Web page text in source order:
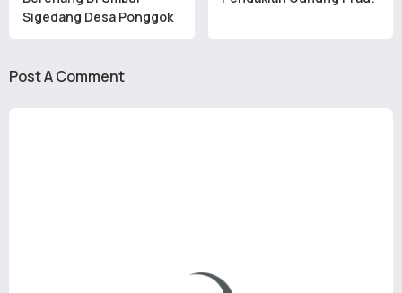
Sigedang Desa Ponggok
Post A Comment